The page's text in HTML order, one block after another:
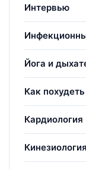
Интервью
Йога и
Как похудеть
Кардиология
Кинезиология